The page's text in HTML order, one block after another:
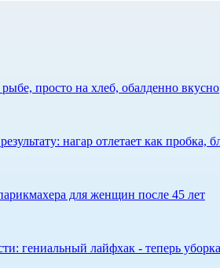
просто на хлеб, обалденно вкусно
нагар отлетает как пробка,
для женщин после 45 лет
гениальный лайфхак - теперь уборка